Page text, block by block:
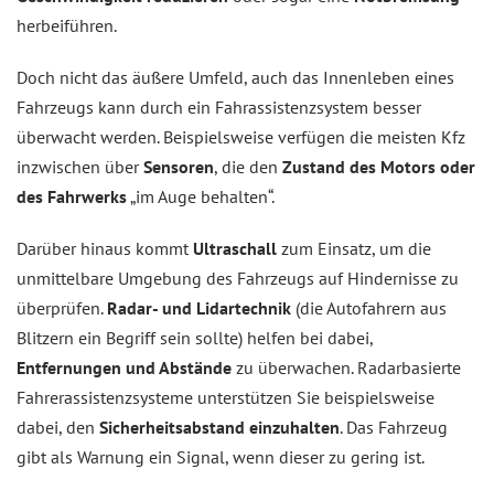
herbeiführen.
Doch nicht das äußere Umfeld, auch das Innenleben eines
Fahrzeugs kann durch ein Fahrassistenzsystem besser
überwacht werden. Beispielsweise verfügen die meisten Kfz
inzwischen überSensoren, die den Zustand des Motors oder
des Fahrwerks„im Auge behalten“.
Darüber hinaus kommt Ultraschall zum Einsatz, um die
unmittelbare Umgebung des Fahrzeugs auf Hindernisse zu
überprüfen. Radar- und Lidartechnik (die Autofahrern aus
Blitzern ein Begriff sein sollte) helfen bei dabei,
Entfernungen und Abstände zu überwachen. Radarbasierte
Fahrerassistenzsysteme unterstützen Sie beispielsweise
dabei, den Sicherheitsabstand einzuhalten. Das Fahrzeug
gibt als Warnung ein Signal, wenn dieser zu gering ist.